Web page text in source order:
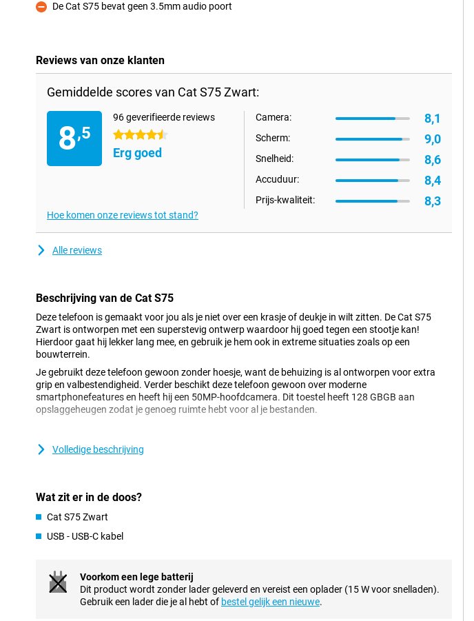
Minpunt
De Cat S75 bevat geen 3.5mm audio poort
Reviews van onze klanten
Gemiddelde scores van Cat S75 Zwart:
8,5
96 geverifieerde reviews
4.5 sterren
Erg goed
Camera: 8,1
Scherm: 9,0
Snelheid: 8,6
Accuduur: 8,4
Prijs-kwaliteit: 8,3
Hoe komen onze reviews tot stand?
Alle reviews
Beschrijving van de Cat S75
Deze telefoon is gemaakt voor jou als je niet over een krasje of deukje in wilt zitten. De Cat S75
Zwart is ontworpen met een superstevig ontwerp waardoor hij goed tegen een stootje kan!
Hierdoor gaat hij lekker lang mee, en gebruik je hem ook in extreme situaties zoals op een
bouwterrein.
Je gebruikt deze telefoon gewoon zonder hoesje, want de behuizing is al ontworpen voor extra
grip en valbestendigheid. Verder beschikt deze telefoon gewoon over moderne
smartphonefeatures en heeft hij een 50MP-hoofdcamera. Dit toestel heeft 128 GBGB aan
opslaggeheugen zodat je genoeg ruimte hebt voor al je bestanden.
Met thuiswerken is het handig dat je een toestel hebt waarmee je goed kunt videobellen. Deze Cat
je een foto wil maken met de Cat S75 Zwart. Van alle camera's op je telefoon is de hoofdlens de
meest gebruikte. Deze 50-camera is bedoeld voor algemene situaties en je legt er allerlei
verschillende soorten foto's mee vast! Als ondersteuning vind je achterop ook nog een Ultra-
gedaan door de 50-megapixel hoofdsensor, die lekker scherpe foto's maakt.
Mooi en vloeiend display
Deze telefoon van Cat is uitgerust met een IPS-LCD scherm, wat betekent dat jij je content op
prima beeld bekijkt. De full-HD resolutie is een goede keuze. Hoewel er hogere resoluties op de
Volledige beschrijving
Wat zit er in de doos?
Cat S75 Zwart
USB - USB-C kabel
Voorkom een lege batterij
Dit product wordt zonder lader geleverd en vereist een oplader (15 W voor snelladen).
Gebruik een lader die je al hebt of bestel gelijk een nieuwe.